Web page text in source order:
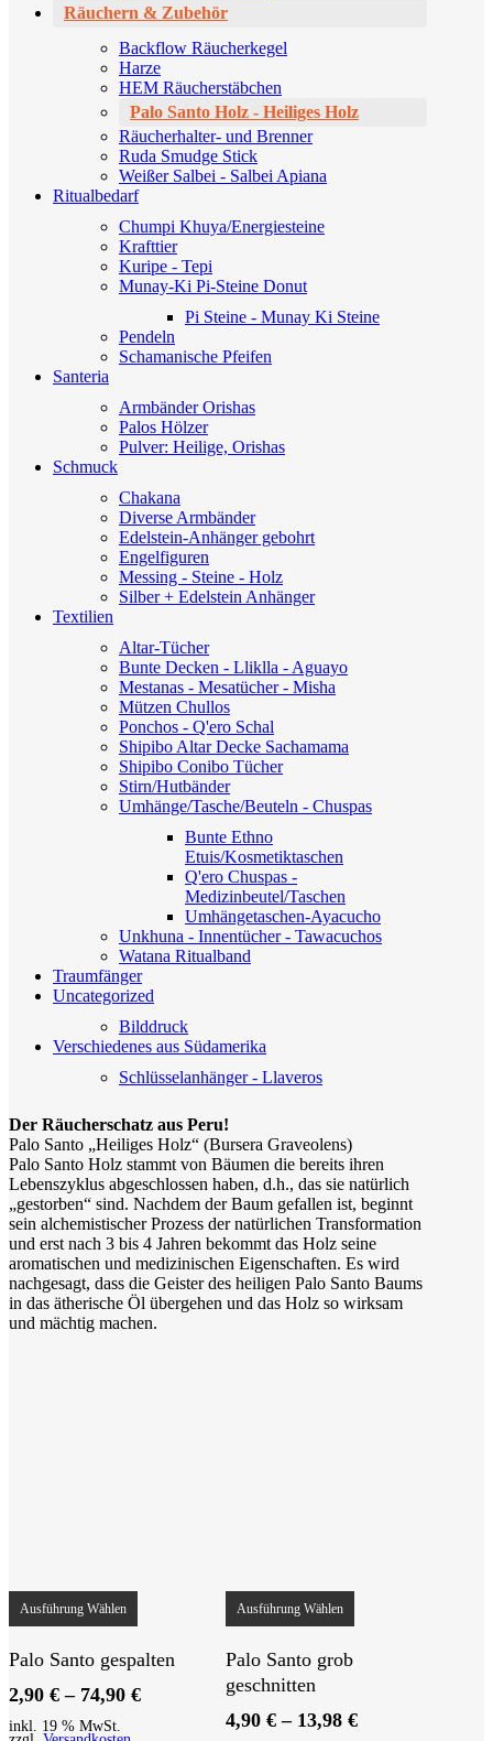
Räuchern & Zubehör
Backflow Räucherkegel
Harze
HEM Räucherstäbchen
Palo Santo Holz - Heiliges Holz
Räucherhalter- und Brenner
Ruda Smudge Stick
Weißer Salbei - Salbei Apiana
Ritualbedarf
Chumpi Khuya/Energiesteine
Krafttier
Kuripe - Tepi
Munay-Ki Pi-Steine Donut
Pi Steine - Munay Ki Steine
Pendeln
Schamanische Pfeifen
Santeria
Armbänder Orishas
Palos Hölzer
Pulver: Heilige, Orishas
Schmuck
Chakana
Diverse Armbänder
Edelstein-Anhänger gebohrt
Engelfiguren
Messing - Steine - Holz
Silber + Edelstein Anhänger
Textilien
Altar-Tücher
Bunte Decken - Lliklla - Aguayo
Mestanas - Mesatücher - Misha
Mützen Chullos
Ponchos - Q'ero Schal
Shipibo Altar Decke Sachamama
Shipibo Conibo Tücher
Stirn/Hutbänder
Umhänge/Tasche/Beuteln - Chuspas
Bunte Ethno
Etuis/Kosmetiktaschen
Q'ero Chuspas -
Medizinbeutel/Taschen
Umhängetaschen-Ayacucho
Unkhuna - Innentücher - Tawacuchos
Watana Ritualband
Traumfänger
Uncategorized
Bilddruck
Verschiedenes aus Südamerika
Schlüsselanhänger - Llaveros
Der Räucherschatz aus Peru!
Palo Santo „Heiliges Holz“ (Bursera Graveolens)
Palo Santo Holz stammt von Bäumen die bereits ihren
Lebenszyklus abgeschlossen haben, d.h., das sie natürlich
„gestorben“ sind. Nachdem der Baum gefallen ist, beginnt
sein alchemistischer Prozess der natürlichen Transformation
und erst nach 3 bis 4 Jahren bekommt das Holz seine
aromatischen und medizinischen Eigenschaften. Es wird
nachgesagt, dass die Geister des heiligen Palo Santo Baums
in das ätherische Öl übergehen und das Holz so wirksam
und mächtig machen.
Ausführung Wählen
weist
Varianten
auf.
Die
Palo Santo gespalten
2,90 € – 74,90 €
inkl. 19 % MwSt.
Ausführung Wählen
weist
Varianten
Optionen
Palo Santo grob
geschnitten
4,90 €– 13,98 €